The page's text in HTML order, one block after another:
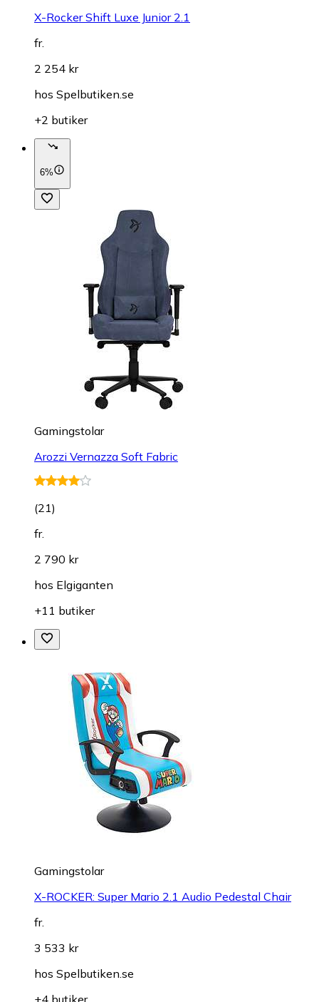
X-Rocker Shift Luxe Junior 2.1
fr.
2 254 kr
hos Spelbutiken.se
+2 butiker
6%
Gamingstolar
Arozzi Vernazza Soft Fabric
(21)
fr.
2 790 kr
hos Elgiganten
+11 butiker
Gamingstolar
X-ROCKER: Super Mario 2.1 Audio Pedestal Chair
fr.
3 533 kr
hos Spelbutiken.se